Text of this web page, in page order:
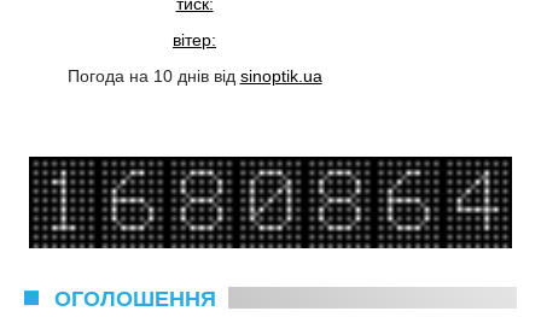
вітер:
Погода на 10 днів від sinoptik.ua
ОГОЛОШЕННЯ